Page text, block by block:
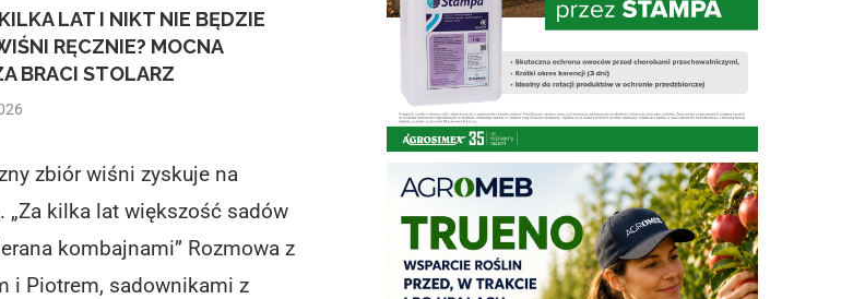
LAT I NIKT NIE BĘDZIE
RĘCZNIE? MOCNA
BRACI STOLARZ
zbiór wiśni zyskuje na
„Za kilka lat większość sadów
kombajnami” Rozmowa z
i Piotrem, sadownikami z